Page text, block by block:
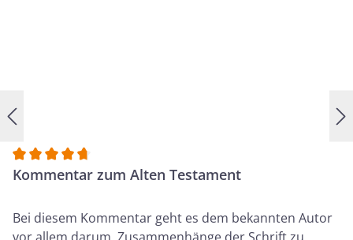
Durchschnittliche Bewertung von 4.83 von 5 Sternen
Kommentar zum Alten Testament
Bei diesem Kommentar geht es dem bekannten Autor